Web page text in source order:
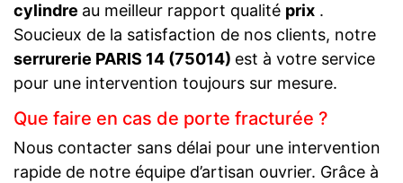
cylindre au meilleur rapport qualité prix .
Soucieux de la satisfaction de nos clients, notre
serrurerie PARIS 14 (75014) est à votre service
pour une intervention toujours sur mesure.
Que faire en cas de porte fracturée ?
Nous contacter sans délai pour une intervention
rapide de notre équipe d’artisan ouvrier. Grâce à